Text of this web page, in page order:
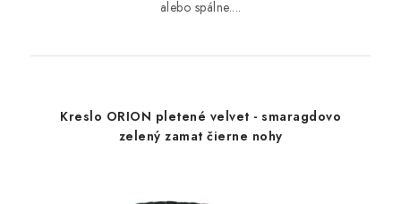
alebo spálne....
Kreslo ORION pletené velvet - smaragdovo
zelený zamat čierne nohy